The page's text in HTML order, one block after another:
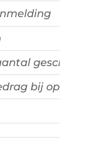
bij